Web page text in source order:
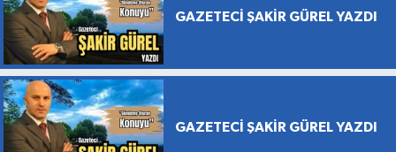
GAZETECİ ŞAKİR GÜREL YAZDI
GAZETECİ ŞAKİR GÜREL YAZDI